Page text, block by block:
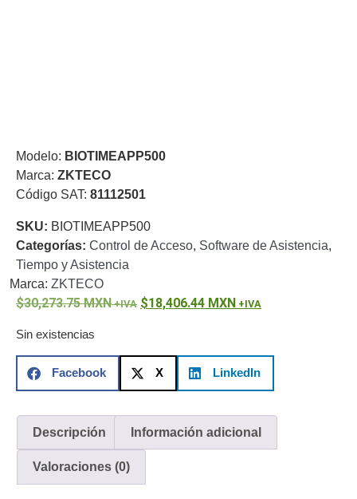
RefaccionesProbadores
de
VideoTransceptores
Cables y
Conectores
Adaptador
a
RCAAudio
VideoCable
Coaxial y
Conectores
Cables
Armados -
CoaxialCategoría
5eFibra
ÓpticaPara
Alimentación
y
Modelo: BIOTIMEAPP500
Marca: ZKTECO
Código SAT: 81112501
SKU: BIOTIMEAPP500
Categorías: Control de Acceso, Software de Asistencia,
Tiempo y Asistencia
Marca: ZKTECO
30,273.75MXN 18,406.44 MXN
Sin existencias
Facebook X LinkedIn
Descripción Información adicional
Valoraciones (0)